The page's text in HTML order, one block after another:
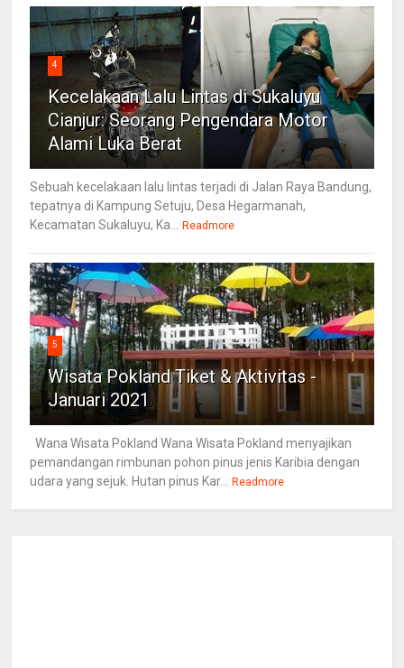
4
Kecelakaan Lalu Lintas di Sukaluyu
Cianjur: Seorang Pengendara Motor
Alami Luka Berat
Sebuah kecelakaan lalu lintas terjadi di Jalan Raya Bandung,
tepatnya di Kampung Setuju, Desa Hegarmanah,
Kecamatan Sukaluyu, Ka... Readmore
5
Wisata Pokland Tiket & Aktivitas -
Januari 2021
Wana Wisata Pokland Wana Wisata Pokland menyajikan
pemandangan rimbunan pohon pinus jenis Karibia dengan
udara yang sejuk. Hutan pinus Kar... Readmore